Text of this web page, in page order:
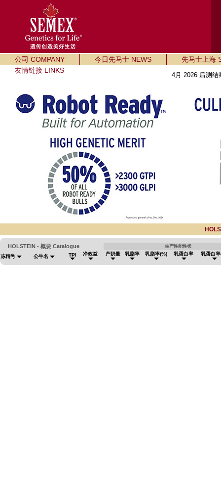
公司 COMPANY 今日先马士 NEWS
先马士上海
友情链接 LINKS
4月 2026 后测
HOLSTEIN - 概要 Catalogue 生产性能性状
冻精号 公牛名 TPI 净效益 产奶量 乳脂率 乳脂率(%) 乳蛋白率 乳蛋白